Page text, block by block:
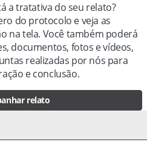
a tratativa do seu relato?
do protocolo e veja as
na tela. Você também poderá
documentos, fotos e vídeos,
realizadas por nós para
e conclusão.
relato